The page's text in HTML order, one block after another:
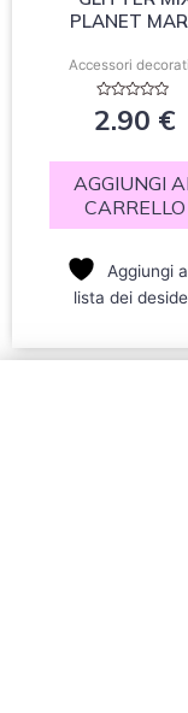
PLANET
Accessori
Valutato
0
su
2.90 €
AGGIUNGI AL
CARRELLO
Aggiungi
lista dei